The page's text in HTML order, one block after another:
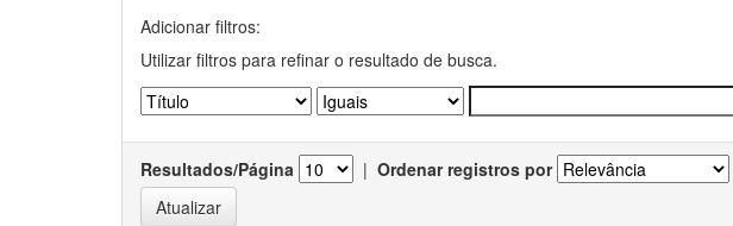
Adicionar filtros:
Utilizar filtros para refinar o resultado de busca.
Resultados/Página | Ordenar registros por